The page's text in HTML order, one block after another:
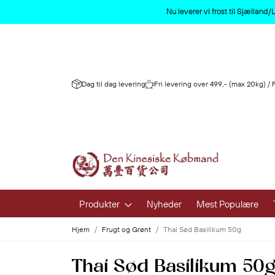
Nu leverer vi frost til Sjælland/
Dag til dag levering Fri levering over 499,- (max 20kg)
Produkter
Frisk Frugt
Nyheder Mest Populære
Hjem Frugt og Grønt Thai Sød Basilikum 50g
Thai Sød Basilikum 50g